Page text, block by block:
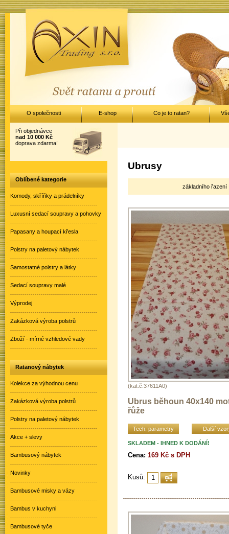
Ubrusy
základního
(kat.č.37611A0)
Ubrus běhoun 40x140
řůže
Tech. parametry Další
SKLADEM - IHNED K DODÁNÍ!
Cena: 169 Kč s DPH
Kusů:
Při objednávce
nad 10 000 Kč
doprava zdarma!
Oblíbené kategorie
Komody, skříňky a prádelníky
Luxusní sedací soupravy a pohovky
Papasany a houpací křesla
Polstry na paletový nábytek
Samostatné polstry a látky
Sedací soupravy malé
Výprodej
Zakázková výroba polstrů
Zboží - mírné vzhledové vady
Ratanový nábytek
Kolekce za výhodnou cenu
Zakázková výroba polstrů
Polstry na paletový nábytek
Akce + slevy
Bambusový nábytek
Novinky
Bambusové misky a vázy
Bambus v kuchyni
Bambusové tyče
O společnosti E-shop Co je to ratan?